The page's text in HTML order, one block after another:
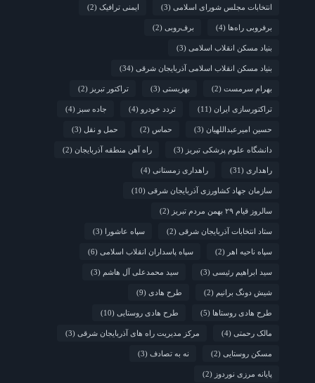
انتخابات مجلس شورای اسلامی (3) ایمنی ترافیک (2)
برفروبی راه‌ها (4) برف‌روبی (2)
بنیاد مسکن انقلاب اسلامی (3)
بنیاد مسکن انقلاب اسلامی آذربایجان شرقی (34)
بهرام سرمست (2) بهزیستی (3) تراکتور تبریز (2)
تراکتورسازی ایران (11) تردد خودرو (4) جاده سبز (4)
حسین امیرعبداللهیان (3) حماس (2) حمل و نقل (3)
دانشگاه علوم پزشکی تبریز (3) راه آهن منطقه آذربایجان (2)
راهداری (31) راهداری زمستانی (4)
سازمان جهاد کشاورزی آذربایجان شرقی (10)
سالروز قیام ۲۹ بهمن مردم تبریز (2)
ستاد انتخابات آذربایجان شرقی (2) سپاه عاشورا (3)
سپاه ناحیه اهر (2) سپاه پاسداران انقلاب اسلامی (6)
سید ابراهیم رئیسی (3) سید محمدعلی آل هاشم (3)
شیش دونگ برانیم (2) طرح هادی (9)
طرح هادی روستاها (5) طرح هادی روستایی (10)
مالک رحمتی (4) مرکز مدیریت راه های آذربایجان شرقی (3)
مسکن روستایی (2) نه به تصادف (3)
پایانه مرزی نوردوز (2)